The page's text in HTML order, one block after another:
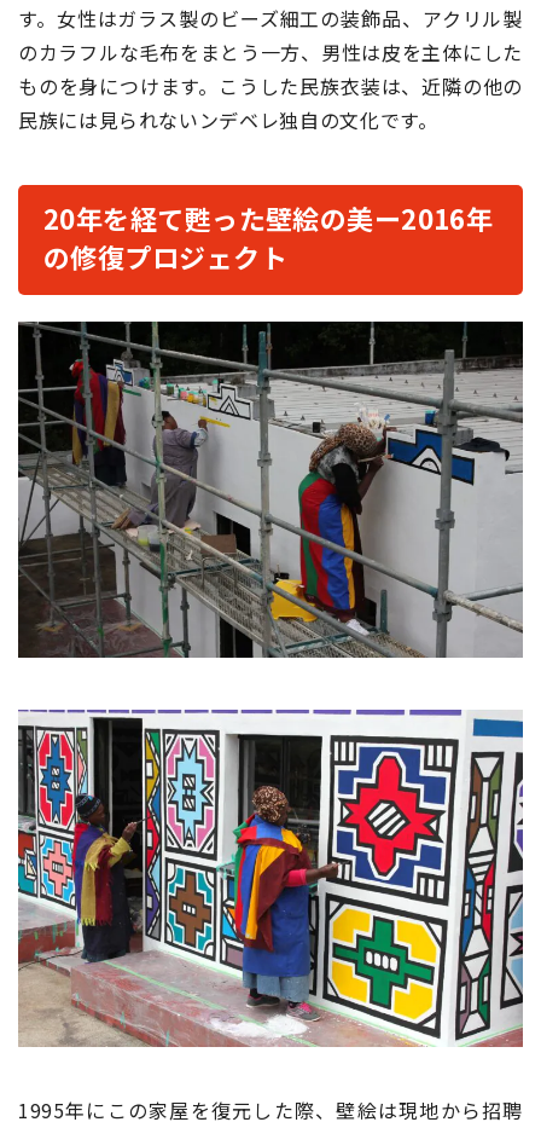
す。女性はガラス製のビーズ細工の装飾品、アクリル製
のカラフルな毛布をまとう一方、男性は皮を主体にした
ものを身につけます。こうした民族衣装は、近隣の他の
民族には見られないンデベレ独自の文化です。
20年を経て甦った壁絵の美ー2016年
の修復プロジェクト
1995年にこの家屋を復元した際、壁絵は現地から招聘